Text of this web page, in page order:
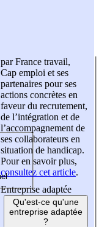
par France travail,
Cap emploi et ses
partenaires pour ses
actions concrètes en
faveur du recrutement,
de l’intégration et de
l’accompagnement de
ses collaborateurs en
situation de handicap.
Pour en savoir plus,
consultez cet article.
Entreprise adaptée
Qu'est-ce qu'une
entreprise adaptée
?